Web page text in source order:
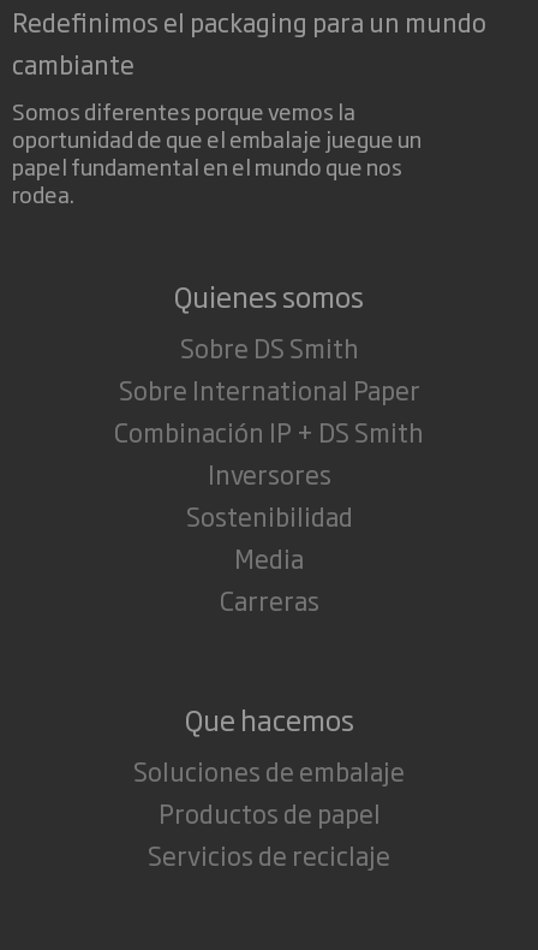
Redefinimos el packaging para un mundo
cambiante
Somos diferentes porque vemos la
oportunidad de que el embalaje juegue un
papel fundamental en el mundo que nos
rodea.
Quienes somos
Sobre DS Smith
Sobre International Paper
Combinación IP + DS Smith
Inversores
Sostenibilidad
Media
Carreras
Que hacemos
Soluciones de embalaje
Productos de papel
Servicios de reciclaje